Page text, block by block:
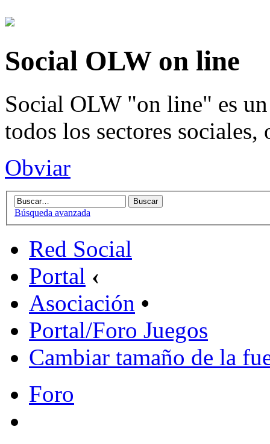
Social OLW on line
Social OLW "on line" es
todos los sectores sociales,
Obviar
Búsqueda avanzada
Red Social
Portal ‹
Asociación •
Portal/Foro Juegos
Cambiar tamaño de la
Foro